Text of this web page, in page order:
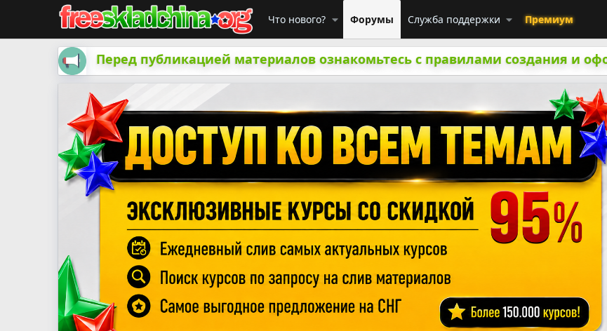
Что нового? Форумы Служба поддержки Премиум
Перед публикацией материалов ознакомьтесь с правилами создания и